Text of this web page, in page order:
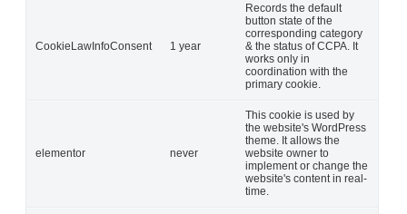
CookieLawInfoConsent 1 year
Records the default
button state of the
corresponding category
& the status of CCPA. It
works only in
coordination with the
primary cookie.
elementor never
This cookie is used by
the website's WordPress
theme. It allows the
website owner to
implement or change the
website's content in real-
time.